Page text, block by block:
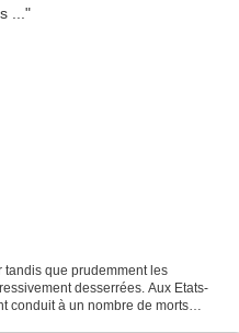
tandis que prudemment les
desserrées. Aux Etats-
conduit à un nombre de morts